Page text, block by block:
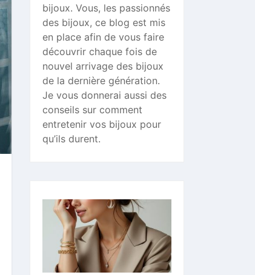
bijoux. Vous, les passionnés
des bijoux, ce blog est mis
en place afin de vous faire
découvrir chaque fois de
nouvel arrivage des bijoux
de la dernière génération.
Je vous donnerai aussi des
conseils sur comment
entretenir vos bijoux pour
qu’ils durent.